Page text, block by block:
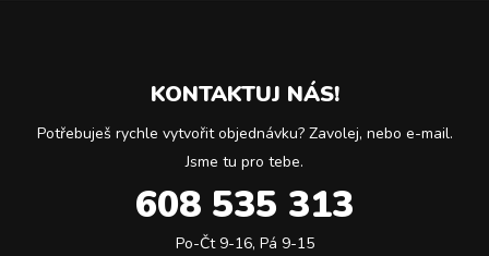
KONTAKTUJ NÁS!
Potřebuješ rychle vytvořit objednávku? Zavolej, nebo e-mail.
Jsme tu pro tebe.
608 535 313
Po-Čt 9-16, Pá 9-15